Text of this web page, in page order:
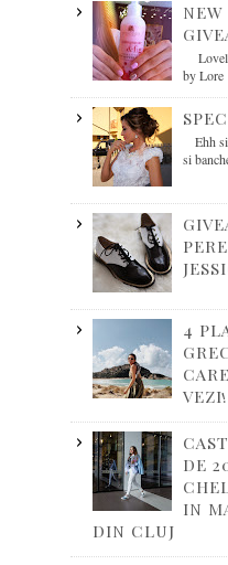
by
Ehh si
si
4
VEZI!
DE
IN
DIN CLUJ